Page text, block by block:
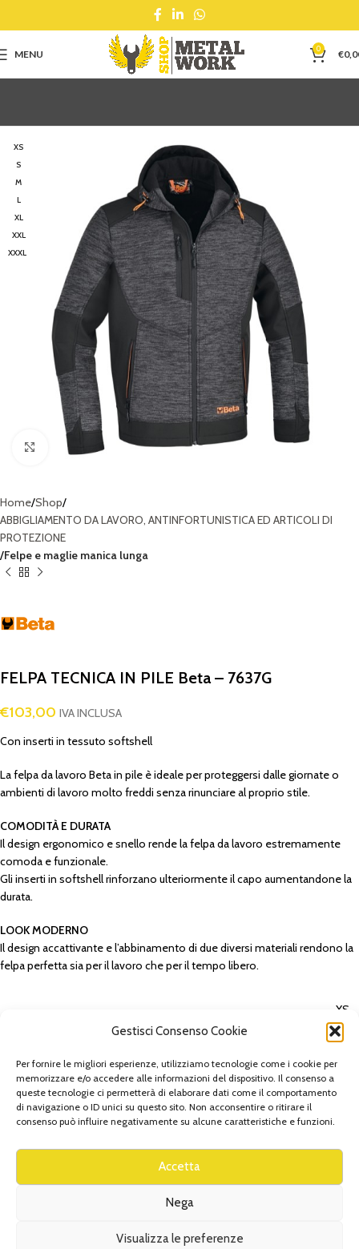
Gestisci Consenso Cookie
Per fornire le migliori esperienze, utilizziamo tecnologie come i cookie per
memorizzare e/o accedere alle informazioni del dispositivo. Il consenso a
queste tecnologie ci permetterà di elaborare dati come il comportamento
di navigazione o ID unici su questo sito. Non acconsentire o ritirare il
consenso può influire negativamente su alcune caratteristiche e funzioni.
Accetta
Nega
Visualizza le preferenze
MENU 0 €
XS
S
M
L
XL
XXL
XXXL
Click to enlarge
Home Shop
ABBIGLIAMENTO DA LAVORO, ANTINFORTUNISTICA ED ARTICOLI DI
PROTEZIONE
Felpe e maglie manica lunga
FELPA TECNICA IN PILE Beta – 7637G
€103,00 IVA INCLUSA
Con inserti in tessuto softshell
La felpa da lavoro Beta in pile è ideale per proteggersi dalle giornate o
ambienti di lavoro molto freddi senza rinunciare al proprio stile.
COMODITÀ E DURATA
Il design ergonomico e snello rende la felpa da lavoro estremamente
comoda e funzionale.
Gli inserti in softshell rinforzano ulteriormente il capo aumentandone la
durata.
LOOK MODERNO
Il design accattivante e l’abbinamento di due diversi materiali rendono la
felpa perfetta sia per il lavoro che per il tempo libero.
TAGLIA
XS
S